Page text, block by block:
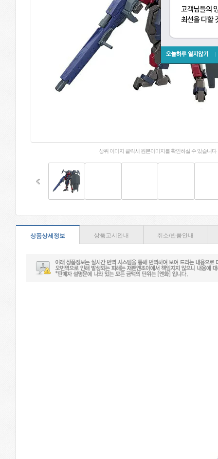
상위 이미지 클릭시 원본이미지를 확인하실 수 있습니다
상품상세정보 상품고시안내 취소/반품안내